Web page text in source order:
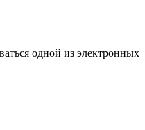
одной из электронных